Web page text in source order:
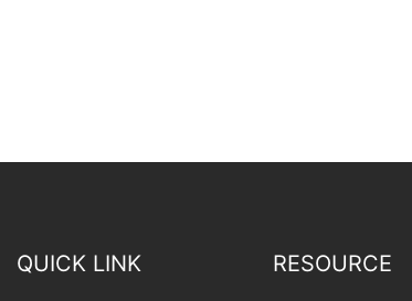
QUICK LINK RESOURCE